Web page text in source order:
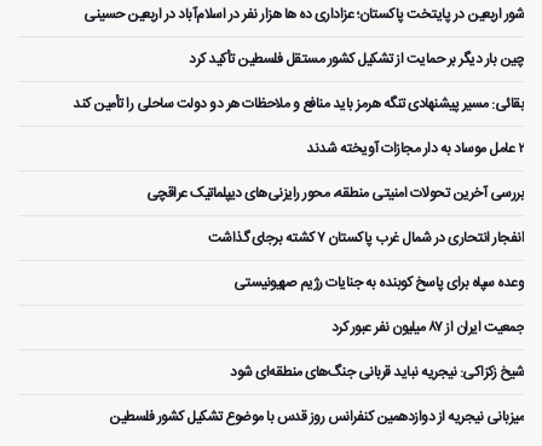
شور اربعین در پایتخت پاکستان؛ عزاداری ده ها هزار نفر در اسلام‌آباد در اربعین حسینی
چین بار دیگر بر حمایت از تشکیل کشور مستقل فلسطین تأکید کرد
بقائی: مسیر پیشنهادی تنگه هرمز باید منافع و ملاحظات هر دو دولت ساحلی را تأمین کند
۲ عامل موساد به دار مجازات آویخته شدند
بررسی آخرین تحولات امنیتی منطقه، محور رایزنی‌های دیپلماتیک عراقچی
انفجار انتحاری در شمال غرب پاکستان ۷ کشته برجای گذاشت
وعده سپاه برای پاسخ کوبنده به جنایات رژیم صهیونیستی
جمعیت ایران از ۸۷ میلیون نفر عبور کرد
شیخ زکزاکی: نیجریه نباید قربانی جنگ‌های منطقه‌ای شود
میزبانی نیجریه از دوازدهمین کنفرانس روز قدس با موضوع تشکیل کشور فلسطین